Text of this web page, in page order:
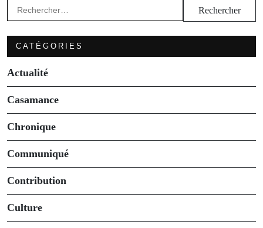
Rechercher :
CATÉGORIES
Actualité
Casamance
Chronique
Communiqué
Contribution
Culture